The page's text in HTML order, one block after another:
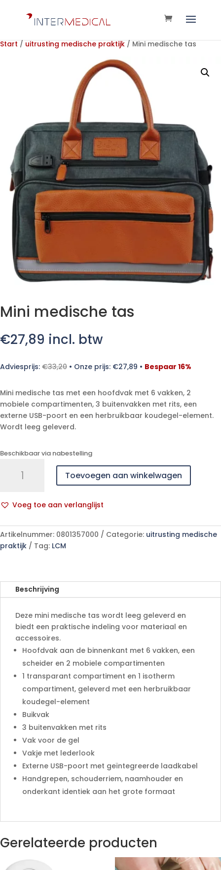
Start / uitrusting medische praktijk / Mini medische tas
Mini medische tas
€27,89 incl. btw
Adviesprijs: €33,20 • Onze prijs: €27,89 • Bespaar 16%
Mini medische tas met een hoofdvak met 6 vakken, 2
mobiele compartimenten, 3 buitenvakken met rits, een
externe USB-poort en een herbruikbaar koudegel-element.
Wordt leeg geleverd.
Beschikbaar via nabestelling
medische
Toevoegen aan winkelwagen
Voeg toe aan verlanglijst
l
t
e
a
t
Artikelnummer: 0801357000 Categorie: uitrusting medische
praktijk
Tag: LCM
Beschrijving
Deze mini medische tas wordt leeg geleverd en
biedt een praktische indeling voor materiaal en
accessoires.
Hoofdvak aan de binnenkant met 6 vakken, een
scheider en 2 mobiele compartimenten
1 transparant compartiment en 1 isotherm
compartiment, geleverd met een herbruikbaar
koudegel-element
Buikvak
3 buitenvakken met rits
Vak voor de gel
Vakje met lederlook
Externe USB-poort met geïntegreerde laadkabel
Handgrepen, schouderriem, naamhouder en
onderkant identiek aan het grote formaat
Gerelateerde producten